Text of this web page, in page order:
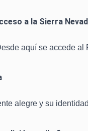
a la Sierra
aquí se accede
alegre y su